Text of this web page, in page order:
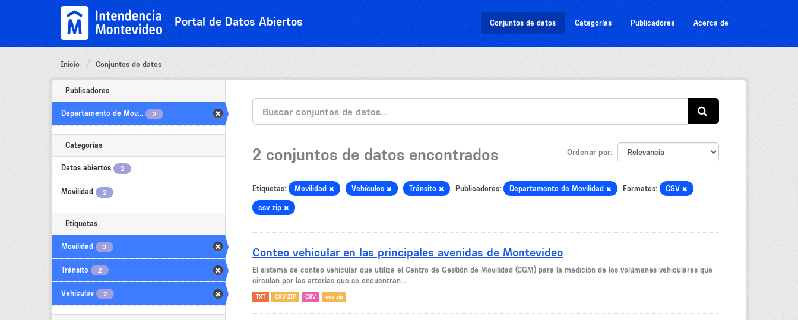
Portal de Datos Abiertos Conjuntos de datos Categorías Publicadores Acerca de
Inicio Conjuntos de datos
Publicadores
Departamento de Mov... 2
Categorías
Datos abiertos 2
Movilidad 2
Etiquetas
Movilidad 2
Tránsito 2
Vehículos 2
Ordenar por
2 conjuntos de datos encontrados
Etiquetas: Movilidad Vehículos Tránsito Publicadores: Departamento de Movilidad Formatos: CSV
csv zip
Conteo vehicular en las principales avenidas de Montevideo
El sistema de conteo vehicular que utiliza el Centro de Gestión de Movilidad (CGM) para la medición de los volúmenes vehiculares que
circulan por las arterias que se encuentran...
TXT CSV ZIP CSV csv zip